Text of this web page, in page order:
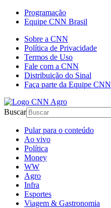
Programação
Equipe CNN Brasil
Sobre a CNN
Política de Privacidade
Termos de Uso
Fale com a CNN
Distribuição do Sinal
Faça parte da Equipe CNN
Buscar
Pular para o conteúdo
Ao vivo
Política
Money
WW
Agro
Infra
Esportes
Viagem & Gastronomia